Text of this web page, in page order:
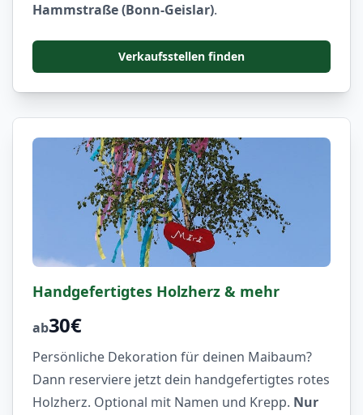
Hammstraße (Bonn-Geislar).
Verkaufsstellen finden
Handgefertigtes Holzherz & mehr
ab30€
Persönliche Dekoration für deinen Maibaum?
Dann reserviere jetzt dein handgefertigtes rotes
Holzherz. Optional mit Namen und Krepp. Nur